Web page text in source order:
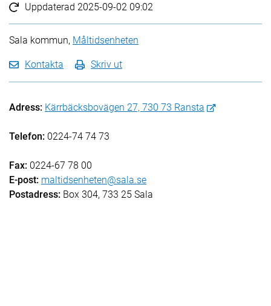
Uppdaterad 2025-09-02 09:02
Sala kommun, Måltidsenheten
Kontakta Skriv ut
Adress: Kärrbäcksbovägen 27, 730 73 Ransta
Telefon: 0224-74 74 73
Fax: 0224-67 78 00
E-post: maltidsenheten@sala.se
Postadress: Box 304, 733 25 Sala